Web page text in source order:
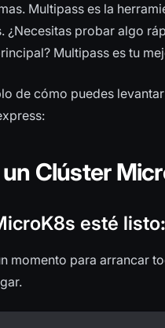
Multipass es la
¿Necesitas probar algo
Multipass es tu
de cómo puedes
Clúster
esté listo:
momento para arrancar